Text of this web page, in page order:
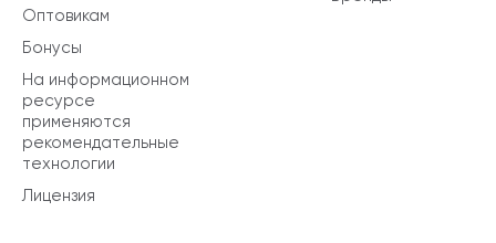
Оптовикам
Бонусы
На информационном
ресурсе
применяются
рекомендательные
технологии
Лицензия